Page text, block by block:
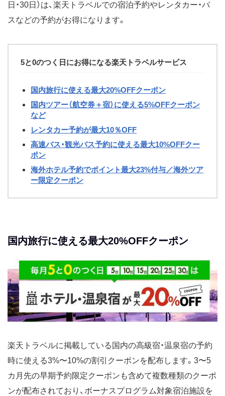
日・30日）は、楽天トラベルでの宿泊予約やレンタカー・バ
スなどの予約がお得になります。
5と0のつく日にお得になる楽天トラベルサービス
国内旅行に使える最大20%OFFクーポン
国内ツアー（航空券＋宿）に使える5%OFFクーポン
など
レンタカー予約が最大10％OFF
高速バス・観光バス予約に使える最大10%OFFクー
ポン
海外ホテル予約でポイント最大23%付与／海外ツア
ー限定クーポン
国内旅行に使える最大20%OFFクーポン
楽天トラベルに掲載している国内の高級宿・温泉宿の予約
時に使える3%〜10%の割引クーポンを配布します。3〜5
カ月先の早期予約限定クーポンも含めて複数種類のクーポ
ンが配布されており、ボーナスプログラム対象宿泊施設を